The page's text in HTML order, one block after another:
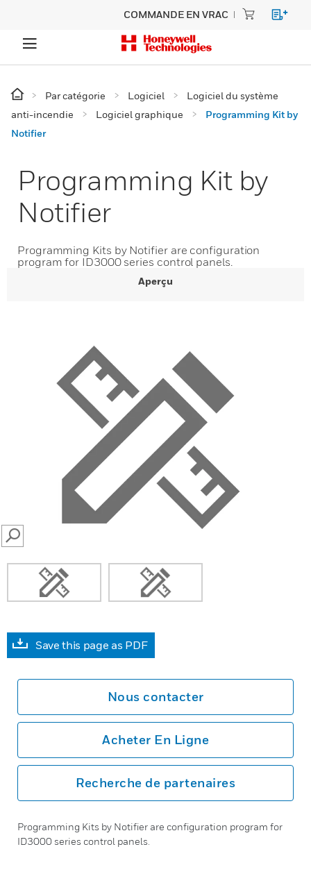
COMMANDE EN VRAC
Par catégorie Logiciel
Logiciel du système
anti-incendie
Logiciel graphique
Programming Kit by
Notifier
Programming Kit by
Notifier
Programming Kits by Notifier are configuration
program for ID3000 series control panels.
Aperçu
SEARCH
Save this page as PDF
Nous contacter
Acheter En Ligne
Recherche de partenaires
Programming Kits by Notifier are configuration program for
ID3000 series control panels.